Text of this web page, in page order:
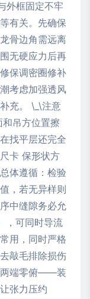
外框固定不牢
有关。先确保
骨边角需远离
无硬应力后再
保调密圈修补
考虑加强透风
充。 \_\注意
吊方位置擦
找平层还完全
卡 保形状方
体遵循：检验
，若无异样则
中缝隙务必允
，可同时导流
用，同时严格
敲毛排除损伤
两端零俯——装
张力压约